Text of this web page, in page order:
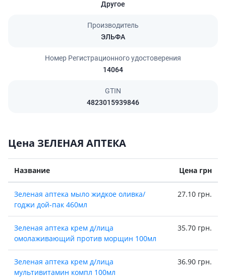
Другое
Производитель
ЭЛЬФА
Номер Регистрационного удостоверения
14064
GTIN
4823015939846
Цена ЗЕЛЕНАЯ АПТЕКА
Название Цена грн
Зеленая аптека мыло жидкое оливка/
годжи дой-пак 460мл
27.10 грн.
Зеленая аптека крем д/лица
омолаживающий против морщин 100мл
35.70 грн.
Зеленая аптека крем д/лица
мультивитамин компл 100мл
36.90 грн.